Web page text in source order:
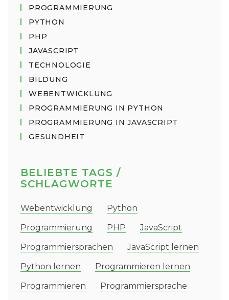
PROGRAMMIERUNG
PYTHON
PHP
JAVASCRIPT
TECHNOLOGIE
BILDUNG
WEBENTWICKLUNG
PROGRAMMIERUNG IN PYTHON
PROGRAMMIERUNG IN JAVASCRIPT
GESUNDHEIT
BELIEBTE TAGS /
SCHLAGWORTE
Webentwicklung
Python
Programmierung
PHP
JavaScript
Programmiersprachen
JavaScript lernen
Python lernen
Programmieren lernen
Programmieren
Programmiersprache